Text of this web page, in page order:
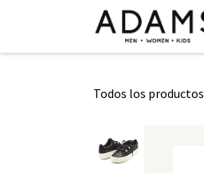
Todos los productos